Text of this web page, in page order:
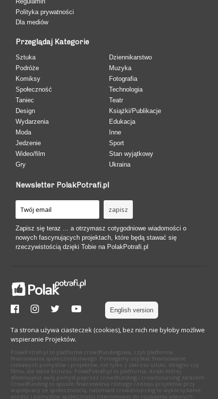
Polityka prywatności
Dla mediów
Przeglądaj Kategorie
Sztuka
Podróże
Komiksy
Społeczność
Taniec
Design
Wydarzenia
Moda
Jedzenie
Wideo/film
Gry
Dziennikarstwo
Muzyka
Fotografia
Technologia
Teatr
Książki/Publikacje
Edukacja
Inne
Sport
Stan wyjątkowy
Ukraina
Newsletter PolakPotrafi.pl
Zapisz się teraz ... a otrzymasz cotygodniowe wiadomości o
nowych fascynujących projektach, które będą stawać się
rzeczywistością dzięki Tobie na PolakPotrafi.pl
English version
Ta strona używa ciasteczek (cookies), bez nich nie byłoby możliwe
wspieranie Projektów.
PolakPotrafi.pl to platforma crowdfundingowa, czyli platforma
finansowania społecznościowego. Pomagamy uzyskać finansowanie
ciekawych pomysłów i projektów, nie tylko z zakresu sztuki, designu czy
filmu, ale także biznesu. PolakPotrafi.pl to platforma, dzięki której
sfinansujesz swój pomysł poprzez crowdfunding i crowdsourcing zarazem.
Crowdfunding to sposób finansowania różnego rodzaju projektów przy
współpracy ze społecznością, natomiast crowdsourcing to wykorzystanie
wiedzy i pomysłów społeczności internetowej do rozwijania własnych